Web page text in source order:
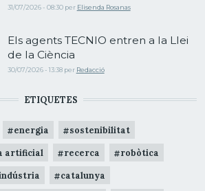
31/07/2026 - 08:30 per Elisenda Rosanas
Els agents TECNIO entren a la Llei
de la Ciència
30/07/2026 - 13:38 per Redacció
ETIQUETES
energia sostenibilitat
artificial recerca robòtica
catalunya